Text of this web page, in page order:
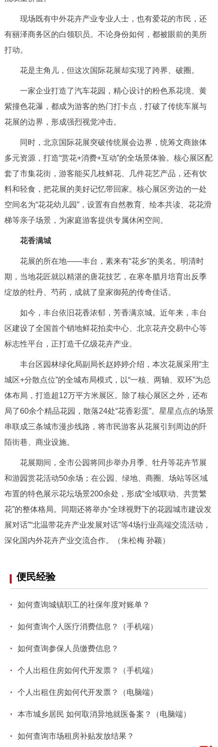
现场既有中外花卉产业专业人士，也有爱花的市民，还
有丽泽商务区的白领职员。不论身份如何，都被眼前的美所
打动。
花是主角儿，但这次国际花展却实现了跨界、破圈。
一家企业打造了汽车花园，精心设计的粉色系花境、黄
紫撞色花瀑，都成为游客的热门打卡点，打破了传统车展与
花展的边界，形成强烈视觉冲击。
同时，北京国际花展突破传统展会边界，统筹文商旅体
多元资源，打造“赏花+消费+互动”的全场景体验。核心展区配
套了市集花街，游客能买几枝鲜花、几件花艺产品，还有饮
料和轻食，把花展的美好记忆带回家。核心展区旁边的一处
空间名为“花花幼儿园”，设置有自然教育、绘本共读、花花滑
梯等亲子场景，为家庭游客提供专属休闲空间。
花香满城
花展的所在地——丰台，素来有“花乡”的美名。明清时
期，当地花匠就以精湛的唐花技艺，在寒冬腊月培育出反季
绽放的牡丹、芍药，成就了皇家御苑的传奇佳话。
如今，丰台依旧花香浓郁，芳香满京城。近年来，丰台
区建设了全国首个销地鲜花拍卖中心、北京花卉交易中心等
标志性平台，正打造千亿级花卉产业。
丰台区园林绿化局副局长赵婷婷介绍，本次花展采用“主
城区+分散点位”的全城布局模式，以“一核、两轴、双环”为总
体布局，打造超12万平方米展区。除了核心展区之外，还布
局了60余个精品花园，散落24处“花香彩蛋”。星星点点的场景
串联成三条城市漫步线路，将市民游客从花展引到周边的阡
陌街巷、商业设施。
花展期间，全市公园将同步举办月季、牡丹等花卉节展
和游园赏花活动50余场；在公园、绿地、商圈、场站等区域
布置的特色展示花坛场景200余处，形成“全域联动、共赏繁
花”的整体格局。同期还将举办“全球视野下的花园城市建设发
展对话”“北温带花卉产业发展对话”等4场行业高端交流活动，
深化国内外花卉产业交流合作。（朱松梅 孙颖）
便民经验
· 如何查询城镇职工的社保年度对账单？
· 如何查询个人医疗消费信息？（手机端）
· 如何查询参保人员缴费信息？
· 个人出租住房如何代开发票？（手机端）
· 个人出租住房如何代开发票？（电脑端）
· 本市城乡居民 如何取消异地就医备案？（电脑端）
· 如何查询市场租房补贴发放结果？